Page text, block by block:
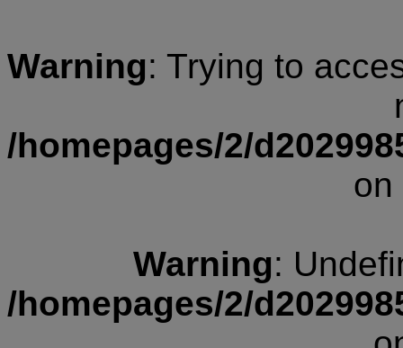
Warning: Trying to
/homepages/2/
Warning:
/homepages/2/